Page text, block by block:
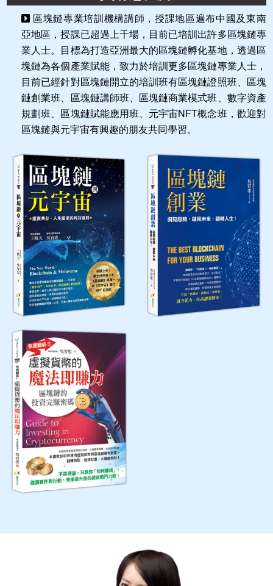
區塊鏈專業培訓機構講師，授課地區遍布中國及東南
亞地區，授課已超過上千場，目前已培訓出許多區塊鏈專
業人士。目標為打造亞洲最大的區塊鏈孵化基地，透過區
塊鏈為各個產業賦能，致力於培訓更多區塊鏈專業人士，
目前已經針對區塊鏈開立的培訓班有區塊鏈證照班、區塊
鏈創業班、區塊鏈講師班、區塊鏈商業模式班、數字資產
規劃班、區塊鏈賦能應用班、元宇宙NFT概念班，歡迎對
區塊鏈與元宇宙有興趣的朋友共同學習。